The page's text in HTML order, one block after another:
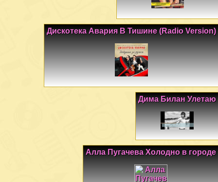
Дискотека Авария В Тишине (Radio Version)
Дима Билан Улетаю
Алла Пугачева Холодно в городе